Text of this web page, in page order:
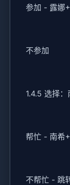
参加 - 露娜
不参加
1.4.5 选择
帮忙 - 南希
不帮忙 - 跳